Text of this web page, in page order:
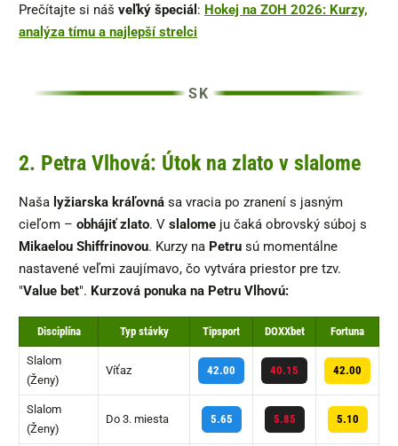
Prečítajte si náš veľký špeciál : Hokej na ZOH 2026: Kurzy,
analýza tímu a najlepší strelci
2. Petra Vlhová: Útok na zlato v slalome
Naša lyžiarska kráľovná sa vracia po zranení s jasným
cieľom – obhájiť zlato. V slalome ju čaká obrovský súboj s
Mikaelou Shiffrinovou. Kurzy na Petru sú momentálne
nastavené veľmi zaujímavo, čo vytvára priestor pre tzv.
"Value bet". Kurzová ponuka na Petru Vlhovú:
Disciplína Typ stávky Tipsport DOXXbet Fortuna
Slalom
(Ženy)
Víťaz 42.00 40.15 42.00
Slalom
(Ženy)
Do 3. miesta 5.65 5.85 5.10